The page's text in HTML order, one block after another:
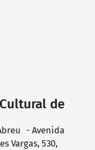
de
- Avenida
Vargas, 530,